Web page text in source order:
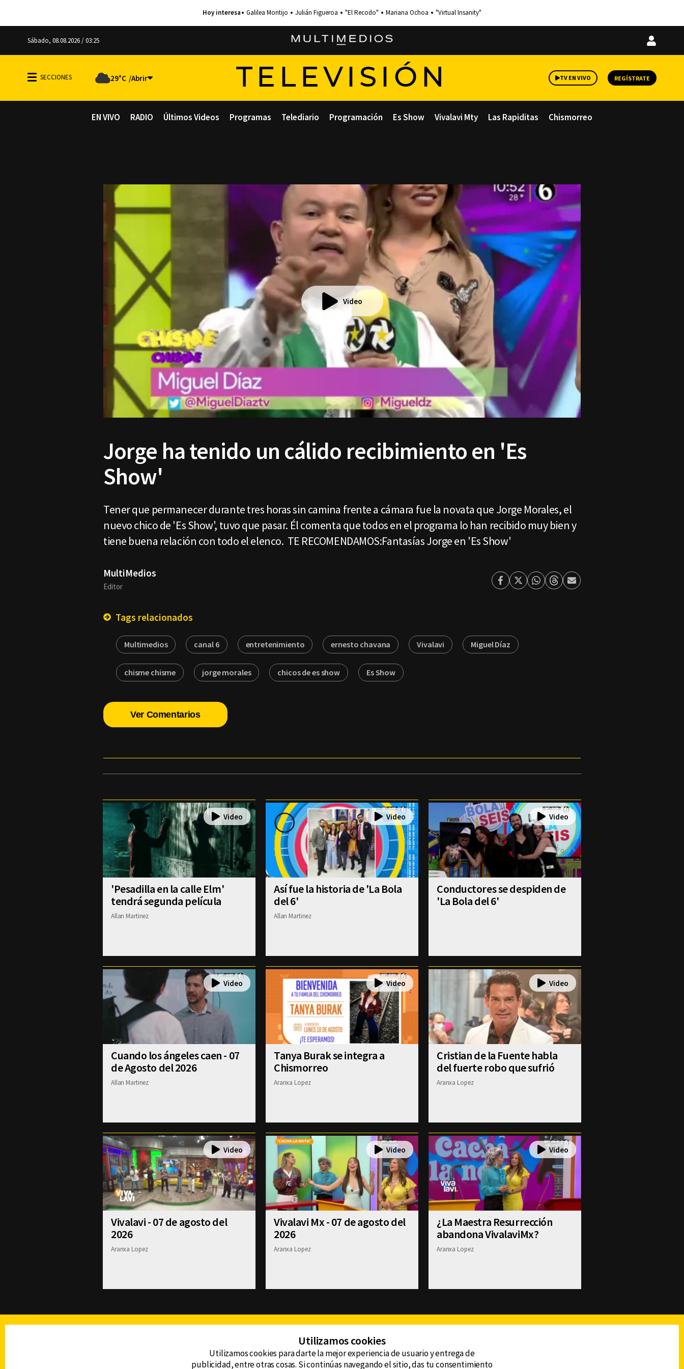
Galilea Montijo Julián Figueroa "El Recodo" Mariana Ochoa "Virtual Insanity"
Sábado, 08.08.2026 / 03:25
Iniciar
29°C TELEVISIÓN TV EN VIVO REGÍSTRATE
EN VIVO RADIO Últimos Videos Programas Telediario Programación Es Show Vivalavi Mty Las Rapiditas Chismorreo
Video
Jorge ha tenido un cálido recibimiento en 'Es
Show'
Tener que permanecer durante tres horas sin camina frente a cámara fue la novata que Jorge Morales, el
nuevo chico de 'Es Show', tuvo que pasar. Él comenta que todos en el programa lo han recibido muy bien y
tiene buena relación con todo el elenco. TE RECOMENDAMOS:Fantasías Jorge en 'Es Show'
MultiMedios
Editor Facebook
TwitterWhatsapp
ThreadsEnviar
Tags relacionados
Multimedios canal 6 entretenimiento ernesto chavana Vivalavi Miguel Díaz
chisme chisme jorge morales chicos de es show Es Show
Ver Comentarios
'Pesadilla en la calle Elm'
tendrá segunda película
Allan Martinez
Así fue la historia de 'La Bola
del 6'
Allan Martinez
Conductores se despiden de
'La Bola del 6'
Cuando los ángeles caen - 07
de Agosto del 2026
Allan Martinez
Tanya Burak se integra a
Chismorreo
Aranxa Lopez
Cristian de la Fuente habla
del fuerte robo que sufrió
Aranxa Lopez
Vivalavi - 07 de agosto del
2026
Aranxa Lopez
Vivalavi Mx - 07 de agosto del
2026
Aranxa Lopez
¿La Maestra Resurrección
abandona VivalaviMx?
Aranxa Lopez
Utilizamos cookies
Utilizamos cookies para darte la mejor experiencia de usuario y entrega de
publicidad, entre otras cosas. Si continúas navegando el sitio, das tu consentimiento